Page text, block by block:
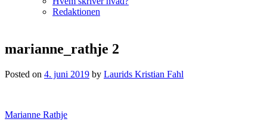
Redaktionen
marianne_rathje 2
Posted on 4. juni 2019 by Laurids Kristian Fahl
Marianne Rathje